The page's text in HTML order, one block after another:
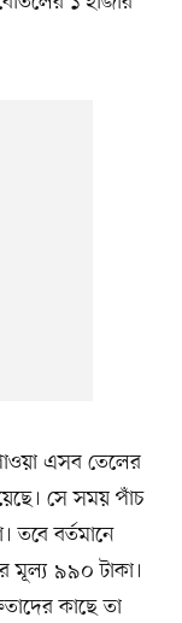
এসব তেলের
সে সময় পাঁচ
তবে বর্তমানে
মূল্য ৯৯০ টাকা।
কাছে তা